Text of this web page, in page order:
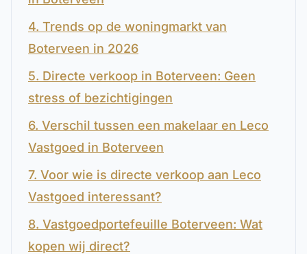
4. Trends op de woningmarkt van
Boterveen in 2026
5. Directe verkoop in Boterveen: Geen
stress of bezichtigingen
6. Verschil tussen een makelaar en Leco
Vastgoed in Boterveen
7. Voor wie is directe verkoop aan Leco
Vastgoed interessant?
8. Vastgoedportefeuille Boterveen: Wat
kopen wij direct?